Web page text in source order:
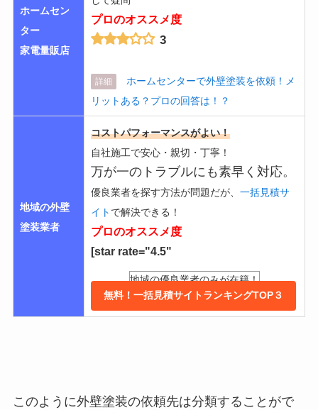
ホームセン
ター
家電量販店
プロのオススメ度
3
詳細
ホームセンターで外壁塗装を依頼！メ
リットある？プロの回答は！？
地域の外壁
塗装業者
コストパフォーマンスがよい！
自社施工で安心・親切・丁寧！
万が一のトラブルにも素早く対応。
優良業者を探す方法が問題だが、 一括見積サ
イト で解決できる！
プロのオススメ度
[star rate="4.5"
地域の優良業者のみが在籍！
無料！一括見積サイトランキングTOP３
このように外壁塗装の依頼先は分類することがで